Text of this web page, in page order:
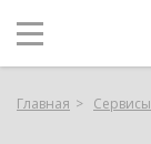
Главная